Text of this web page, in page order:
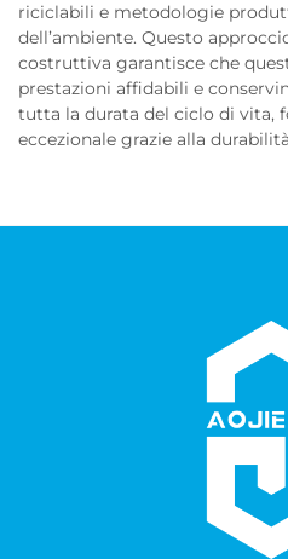
riciclabili e metodologie
dell’ambiente. Questo
costruttiva garantisce che
prestazioni affidabili e
tutta la durata del ciclo di vita,
eccezionale grazie alla